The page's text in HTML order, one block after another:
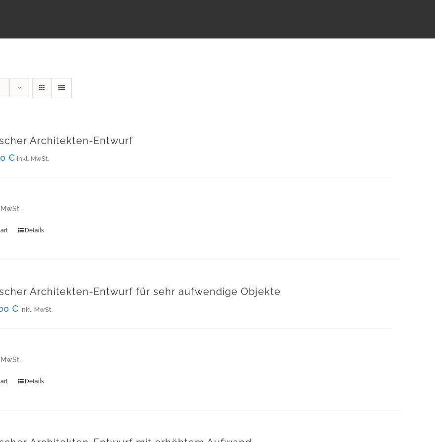
Architekten-Entwurf
€ inkl. MwSt.
Details
Architekten-Entwurf für sehr aufwendige Objekte
€ inkl. MwSt.
Details